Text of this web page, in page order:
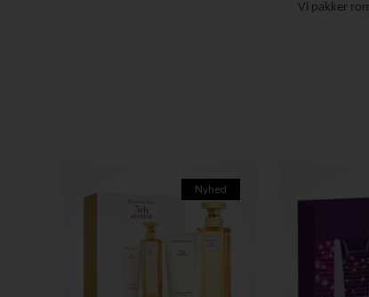
Vi pakker
Nyhed